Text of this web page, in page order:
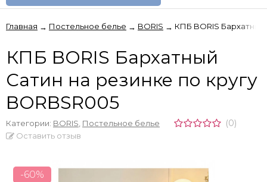
Главная → Постельное белье → BORIS → КПБ BORIS Бархатный
КПБ BORIS Бархатный
Сатин на резинке по кругу
BORBSR005
Категории: BORIS Постельное белье (0)
Оставить отзыв
-60%